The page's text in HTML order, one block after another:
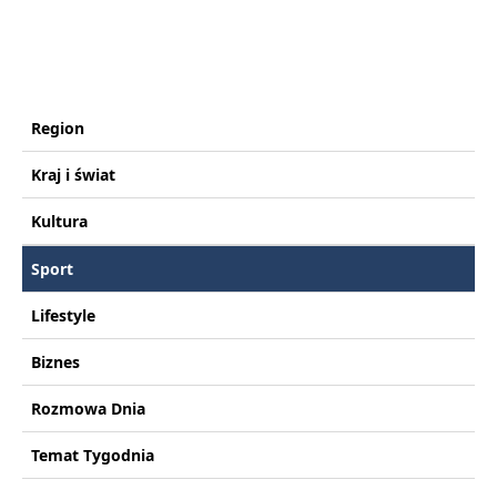
Region
Kraj i świat
Kultura
Sport
Lifestyle
Biznes
Rozmowa Dnia
Temat Tygodnia